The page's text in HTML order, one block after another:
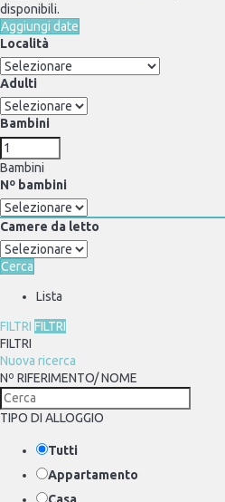
disponibili.
Aggiungi date
Località
Adulti
Bambini
Bambini
Nº bambini
Camere da letto
Cerca
Lista
FILTRI FILTRI
FILTRI
Nuova ricerca
Nº RIFERIMENTO/ NOME
TIPO DI ALLOGGIO
Tutti
Appartamento